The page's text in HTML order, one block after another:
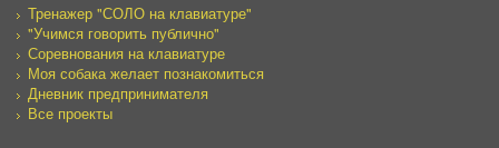
Тренажер "СОЛО на клавиатуре"
"Учимся говорить публично"
Соревнования на клавиатуре
Моя собака желает познакомиться
Дневник предпринимателя
Все проекты